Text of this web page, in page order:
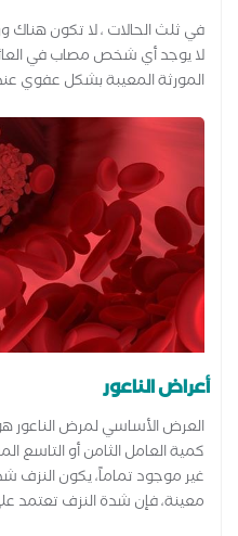
في ثلث الحالات ، لا تكون هناك
لا يوجد أي شخص مصاب في
المورثة المعيبة بشكل عفوي عند
أعراض الناعور
العرض الأساسي لمرض الناعور
كمية العامل الثامن أو التاسع
غير موجود تماماً، يكون النزف
معينة، فإن شدة النزف تعتمد